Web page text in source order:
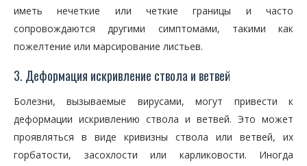
иметь нечеткие или четкие границы и часто
сопровождаются другими симптомами, такими как
пожелтение или марсирование листьев.
3. Деформация искривление ствола и ветвей
Болезни, вызываемые вирусами, могут привести к
деформации искривлению ствола и ветвей. Это может
проявляться в виде кривизны ствола или ветвей, их
горбатости, засохлости или карликовости. Иногда